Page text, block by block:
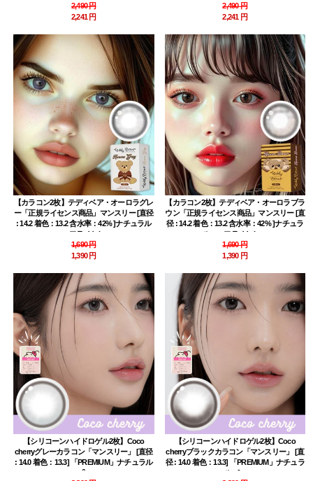
2,490 円
2,241 円
2,490 円
2,241 円
【カラコン2枚】テディベア・オーロラグレ
ー「正規ライセンス商品」マンスリー [直径
: 14.2 着色：13.2 含水率：42% ]ナチュラル
ハーフ Teddy bear
1,690 円
1,390 円
【カラコン2枚】テディベア・オーロラブラ
ウン「正規ライセンス商品」マンスリー [直
径 : 14.2 着色：13.2 含水率：42% ]ナチュラ
ルハーフ Teddy bear
1,690 円
1,390 円
【シリコーンハイドロゲル2枚】Coco
cherryグレーカラコン「マンスリー」 [直径
: 14.0 着色：13.3] 「PREMIUM」ナチュラル
g&g
【シリコーンハイドロゲル2枚】Coco
cherryブラックカラコン「マンスリー」 [直
径 : 14.0 着色：13.3] 「PREMIUM」ナチュラ
ルg&g